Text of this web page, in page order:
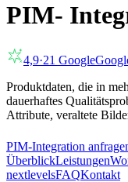
PIM-
4,9·21 Google
Produktdaten, die in
dauerhaftes
Attribute, veraltete
PIM-Integration
ÜberblickLeistungen
nextlevelsFAQKontakt